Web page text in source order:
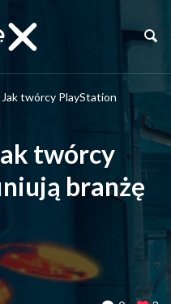
Jak twórcy PlayStation
twórcy
branżę